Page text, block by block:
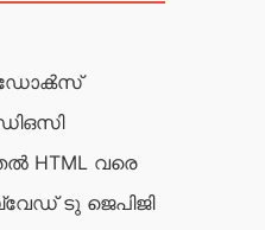
ഡോക്‍സ്
HTML വരെ
വേഡ് ടു ജെപിജി